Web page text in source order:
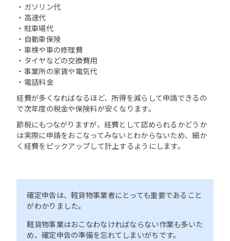
・ガソリン代
・高速代
・駐車場代
・自動車保険
・車検や車の修理費
・タイヤなどの交換費用
・事業所の家賃や電気代
・電話料金
経費が多くなればなるほど、所得を減らして申請できるの
で次年度の税金や保険料が安くなります。
節税にもつながりますが、経費として認められるかどうか
は実際に申請をおこなってみないとわからないため、細か
く経費をピックアップして計上するようにします。
確定申告は、軽貨物事業者にとっても重要であること
がわかりました。
軽貨物事業はおこなわなければならない作業も多いた
め、確定申告の準備を忘れてしまいがちです。